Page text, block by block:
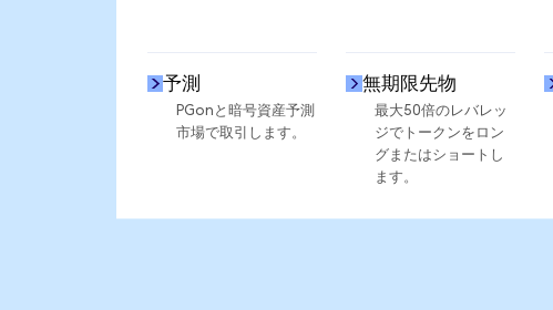
予測
PGonと暗号資産予測
市場で取引します。
無期限先物
最大50倍のレバレッ
ジでトークンをロン
グまたはショートし
ます。